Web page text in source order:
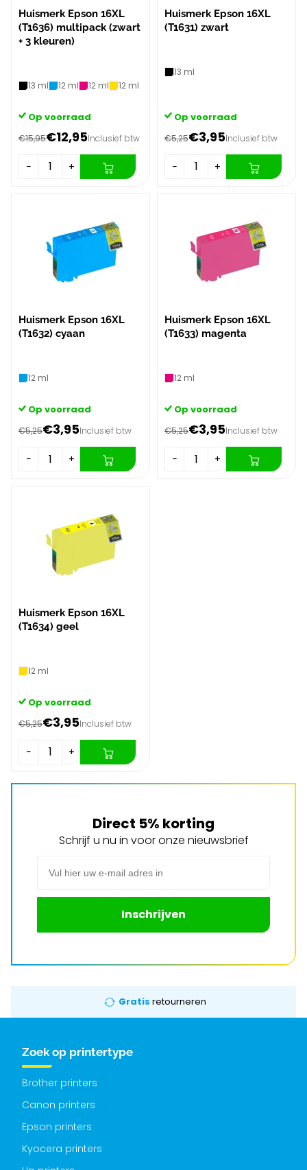
Huismerk Epson 16XL
(T1636) multipack (zwart
+ 3 kleuren)
13 ml 12 ml 12 ml 12 ml
Op voorraad
€15,95€12,95Inclusief btw
− +
Huismerk Epson 16XL
(T1631) zwart
13 ml
Op voorraad
€5,25€3,95Inclusief btw
− +
Huismerk Epson 16XL
(T1632) cyaan
12 ml
Op voorraad
€5,25€3,95Inclusief btw
− +
Huismerk Epson 16XL
(T1633) magenta
12 ml
Op voorraad
€5,25€3,95Inclusief btw
− +
Huismerk Epson 16XL
(T1634) geel
12 ml
Op voorraad
€5,25€3,95Inclusief btw
− +
Direct 5% korting
Schrijf u nu in voor onze nieuwsbrief
Inschrijven
Gratis retourneren
Zoek op printertype
Brother printers
Canon printers
Epson printers
Kyocera printers